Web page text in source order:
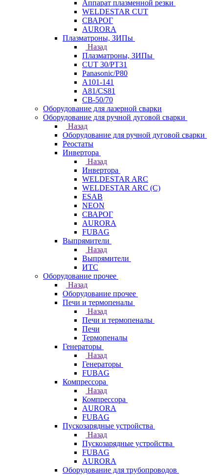
Аппарат плазменной резки
WELDESTAR CUT
СВАРОГ
AURORA
Плазматроны, ЗИПы
Назад
Плазматроны, ЗИПы
CUT 30/PT31
Panasonic/P80
А101-141
А81/CS81
СВ-50/70
Оборудование для лазерной сварки
Оборудование для ручной дуговой сварки
Назад
Оборудование для ручной дуговой сварки
Реостаты
Инвертора
Назад
Инвертора
WELDESTAR ARC
WELDESTAR ARC (С)
ESAB
NEON
СВАРОГ
AURORA
FUBAG
Выпрямители
Назад
Выпрямители
ИТС
Оборудование прочее
Назад
Оборудование прочее
Печи и термопеналы
Назад
Печи и термопеналы
Печи
Термопеналы
Генераторы
Назад
Генераторы
FUBAG
Компрессора
Назад
Компрессора
AURORA
FUBAG
Пускозарядные устройства
Назад
Пускозарядные устройства
FUBAG
AURORA
Оборудование для трубопроводов